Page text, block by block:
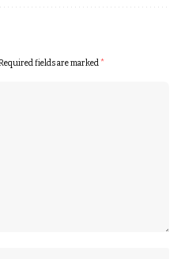
fields are marked*